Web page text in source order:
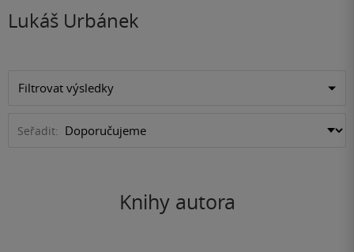
Lukáš Urbánek
Filtrovat výsledky
Seřadit:
Knihy autora